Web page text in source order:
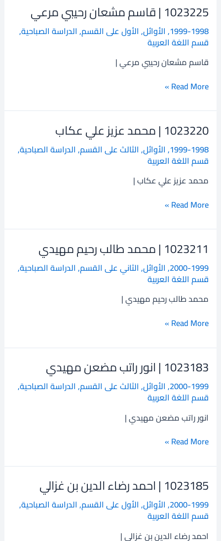
1023225 | قاسم مشعان رحيبي مرعي
1999-1998
, الأوائل, الأول على القسم, الدراسة الصباحية,
قسم اللغة العربية
قاسم مشعان رحيبي مرعي |
1023225
قاسم
مشعان
رحيبي
مرعي
Read More »
1023220 | محمد عزيز علي عكاب
1999-1998
, الأوائل, الثالث على القسم, الدراسة الصباحية,
قسم اللغة العربية
محمد عزيز علي عكاب |
1023220
محمد
عزيز
علي
عكاب
Read More »
1023211 | محمد طالب رحيم مهيدي
2000-1999
, الأوائل, الثاني على القسم, الدراسة الصباحية,
قسم اللغة العربية
محمد طالب رحيم مهيدي |
1023211
محمد
طالب
رحيم
مهيدي
Read More »
1023183 | انور راتب مضعن مهيدي
2000-1999
, الأوائل, الثالث على القسم, الدراسة الصباحية,
قسم اللغة العربية
انور راتب مضعن مهيدي |
1023183
انور
راتب
مضعن
مهيدي
Read More »
1023185 | احمد رضاء الدين بن غزالي
2000-1999
, الأوائل, الأول على القسم, الدراسة الصباحية,
قسم اللغة العربية
احمد رضاء الدين بن غزالي |
1023185
احمد
رضاء
الدين